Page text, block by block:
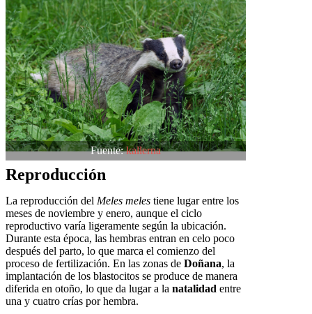
Fuente:kallerna
Reproducción
La reproducción del Meles meles tiene lugar entre los
meses de noviembre y enero, aunque el ciclo
reproductivo varía ligeramente según la ubicación.
Durante esta época, las hembras entran en celo poco
después del parto, lo que marca el comienzo del
proceso de fertilización. En las zonas de Doñana, la
implantación de los blastocitos se produce de manera
diferida en otoño, lo que da lugar a la natalidad entre
una y cuatro crías por hembra.